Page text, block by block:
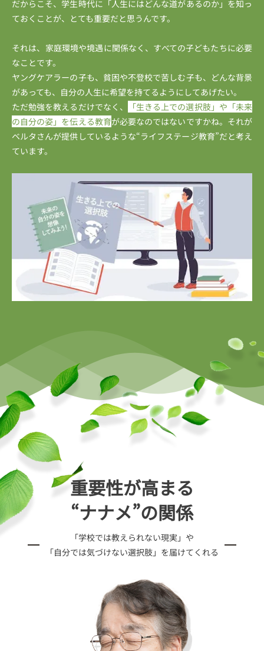
だからこそ、学生時代に「人生にはどんな道があるのか」を知っ
ておくことが、とても重要だと思うんです。
それは、家庭環境や境遇に関係なく、すべての子どもたちに必要
なことです。
ヤングケアラーの子も、貧困や不登校で苦しむ子も、どんな背景
があっても、自分の人生に希望を持てるようにしてあげたい。
ただ勉強を教えるだけでなく、
「生きる上での選択肢」や「未来
の自分の姿」を伝える教育が必要なのではないですかね。それが
ベルタさんが提供しているような“ライフステージ教育”だと考え
ています。
重要性が高まる
“ナナメ”の関係
「学校では教えられない現実」や
「自分では気づけない選択肢」を届けてくれる